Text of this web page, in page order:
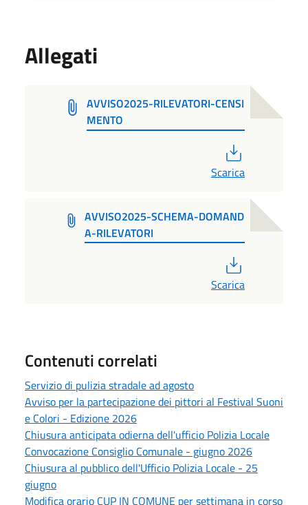
Allegati
AVVISO2025-RILEVATORI-CENSI
MENTO
Scarica
AVVISO2025-SCHEMA-DOMAND
A-RILEVATORI
Scarica
Contenuti correlati
Servizio di pulizia stradale ad agosto
Avviso per la partecipazione dei pittori al Festival Suoni
e Colori - Edizione 2026
Chiusura anticipata odierna dell'ufficio Polizia Locale
Convocazione Consiglio Comunale - giugno 2026
Chiusura al pubblico dell'Ufficio Polizia Locale - 25
giugno
Modifica orario CUP IN COMUNE per settimana in corso